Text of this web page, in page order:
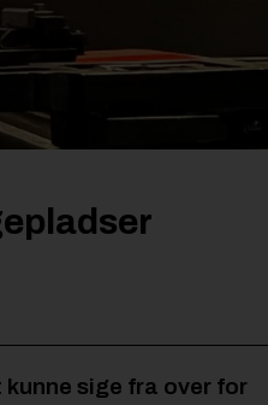
sige fra over for